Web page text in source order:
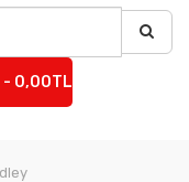
- 0,00TL